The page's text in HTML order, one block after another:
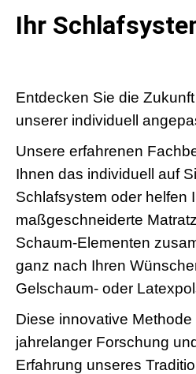
Ihr
Entdecken Sie die
unserer individuell
Unsere erfahrenen
Ihnen das individuell auf
Schlafsystem oder helfen
maßgeschneiderte
Schaum-Elementen
ganz nach Ihren
Gelschaum- oder
Diese innovative Methode
jahrelanger Forschung
Erfahrung unseres